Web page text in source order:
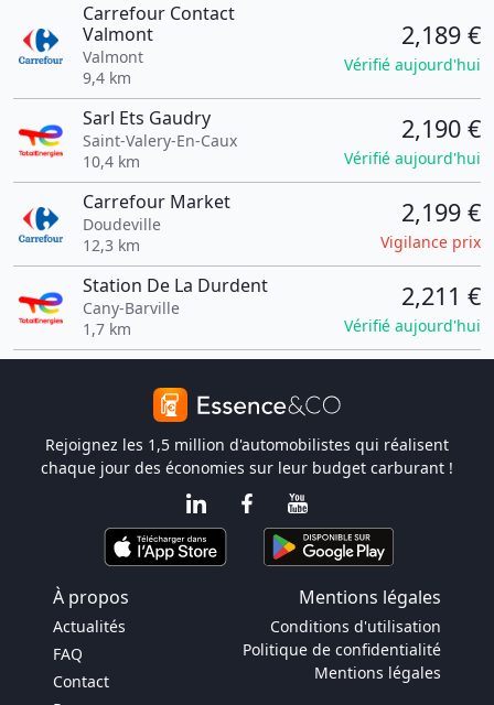
Carrefour Contact
Valmont
Valmont
9,4 km
2,189 €
Vérifié aujourd'hui
Sarl Ets Gaudry
Saint-Valery-En-Caux
10,4 km
2,190 €
Vérifié aujourd'hui
Carrefour Market
Doudeville
12,3 km
2,199 €
Vigilance prix
Station De La Durdent
Cany-Barville
1,7 km
2,211 €
Vérifié aujourd'hui
Rejoignez les 1,5 million d'automobilistes qui réalisent
chaque jour des économies sur leur budget carburant !
À propos Mentions légales
Actualités
FAQ
Contact
Conditions d'utilisation
Politique de confidentialité
Mentions légales